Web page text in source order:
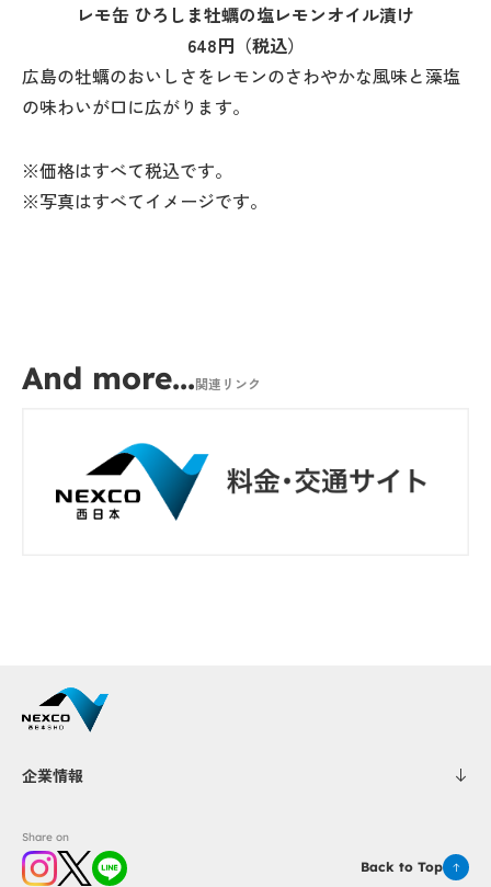
レモ缶 ひろしま牡蠣の塩レモンオイル漬け
648円（税込）
広島の牡蠣のおいしさをレモンのさわやかな風味と藻塩
の味わいが口に広がります。
※価格はすべて税込です。
※写真はすべてイメージです。
And more...関連リンク
企業情報
Share on
Back to Top